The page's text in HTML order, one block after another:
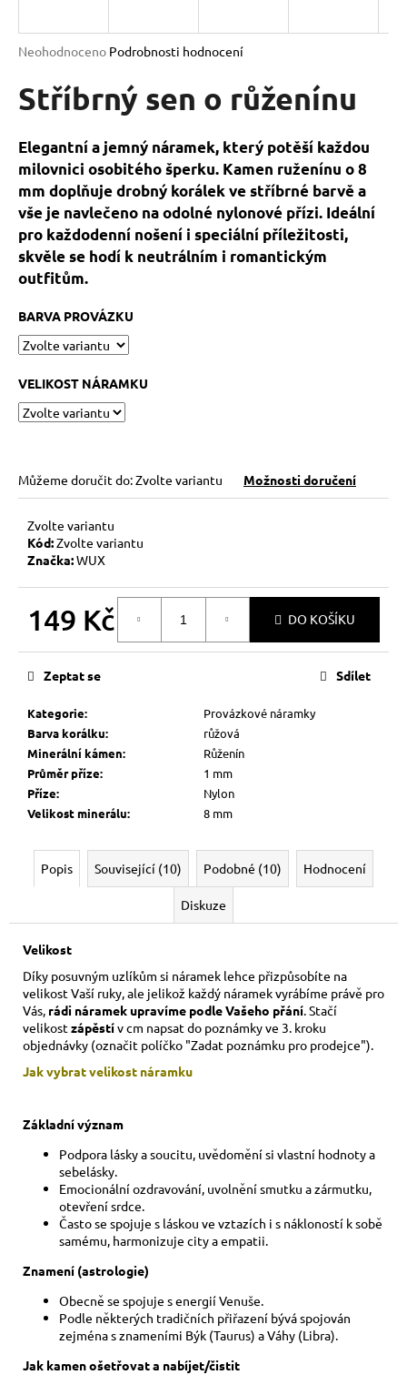
Průměrné
produktu
je
5
hvězdiček.
Neohodnoceno Podrobnosti hodnocení
Stříbrný sen o růženínu
Elegantní a jemný náramek, který potěší každou
milovnici osobitého šperku. Kamen ruženínu o 8
mm doplňuje drobný korálek ve stříbrné barvě a
vše je navlečeno na odolné nylonové přízi. Ideální
pro každodenní nošení i speciální příležitosti,
skvěle se hodí k neutrálním i romantickým
outfitům.
BARVA PROVÁZKU
VELIKOST NÁRAMKU
Můžeme doručit do:Zvolte variantu Možnosti doručení
Zvolte variantu
Kód:Zvolte variantu
Značka:WUX
149 Kč DO KOŠÍKU
Kategorie:
Provázkové náramky
Barva korálku:
růžová
Minerální kámen:
Růženín
Průměr příze:
1 mm
Příze:
Nylon
Velikost minerálu: 8 mm
Zeptat se Sdílet
Popis Související (10) Podobné (10) Hodnocení
Diskuze
Velikost
Díky posuvným uzlíkům si náramek lehce přizpůsobíte na
velikost Vaší ruky, ale jelikož každý náramek vyrábíme právě pro
Vás, rádi náramek upravíme podle Vašeho přání . Stačí
velikostzápěstív cm napsat do poznámky ve 3. kroku
objednávky (označit políčko "Zadat poznámku pro prodejce").
Jak vybrat velikost náramku
Základní význam
Podpora lásky a soucitu, uvědomění si vlastní hodnoty a
sebelásky.
Emocionální ozdravování, uvolnění smutku a zármutku,
otevření srdce.
Často se spojuje s láskou ve vztazích i s nákloností k sobě
samému, harmonizuje city a empatii.
Znamení (astrologie)
Obecně se spojuje s energií Venuše.
Podle některých tradičních přiřazení bývá spojován
zejména s znameními Býk (Taurus) a Váhy (Libra).
Jak kamen ošetřovat a nabíjet/čistit
j
t
?
HLEDAT
D
o
p
o
u
č
e
m
HEMATITOVÉ
–
PORVÁZKOVÝ
NÁRAMEK
169
Původně:
Kč